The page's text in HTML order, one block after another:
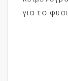
για το